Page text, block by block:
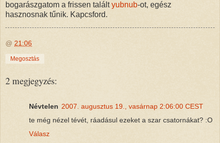
bogarászgatom a frissen találtyubnub-ot, egész
hasznosnak tűnik. Kapcsford.
@ 21:06
Megosztás
2 megjegyzés:
Névtelen 2007. augusztus 19., vasárnap 2:06:00 CEST
te még nézel tévét, ráadásul ezeket a szar csatornákat? :O
Válasz